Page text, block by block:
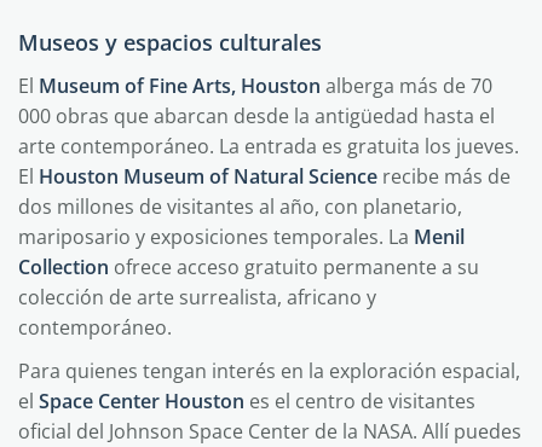
Museos y espacios culturales
El Museum of Fine Arts, Houston alberga más de 70
000 obras que abarcan desde la antigüedad hasta el
arte contemporáneo. La entrada es gratuita los jueves.
El Houston Museum of Natural Science recibe más de
dos millones de visitantes al año, con planetario,
mariposario y exposiciones temporales. La Menil
Collection ofrece acceso gratuito permanente a su
colección de arte surrealista, africano y
contemporáneo.
Para quienes tengan interés en la exploración espacial,
el Space Center Houston es el centro de visitantes
oficial del Johnson Space Center de la NASA. Allí puedes